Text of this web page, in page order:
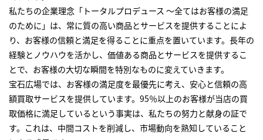
私たちの企業理念「トータルプロデュース ～全てはお客様の満足
のために」は、常に質の高い商品とサービスを提供することによ
り、お客様の信頼と満足を得ることに重点を置いています。長年の
経験とノウハウを活かし、価値ある商品とサービスを提供するこ
とで、お客様の大切な瞬間を特別なものに変えていきます。
宝石広場では、お客様の満足度を最優先に考え、安心と信頼の高
額買取サービスを提供しています。95％以上のお客様が当店の買
取価格に満足しているという事実は、私たちの努力と献身の証で
す。これは、中間コストを削減し、市場動向を熟知していること